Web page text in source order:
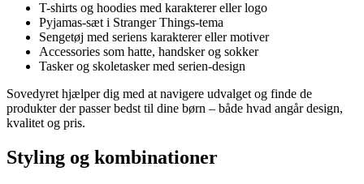
T-shirts og hoodies med karakterer eller logo
Pyjamas-sæt i Stranger Things-tema
Sengetøj med seriens karakterer eller motiver
Accessories som hatte, handsker og sokker
Tasker og skoletasker med serien-design
Sovedyret hjælper dig med at navigere udvalget og finde de
produkter der passer bedst til dine børn – både hvad angår design,
kvalitet og pris.
Styling og kombinationer